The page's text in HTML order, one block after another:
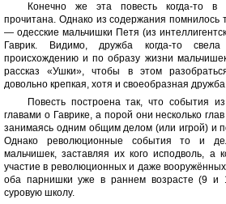
Конечно же эта повесть когда-то в
прочитана. Однако из содержания помнилось
— одесские мальчишки Петя (из
Гаврик. Видимо, дружба когда-то
происхождению и по образу жизни
рассказ «Ушки», чтобы в этом
довольно крепкая, хотя и своеобразная
Повесть построена так, что события
главами о Гаврике, а порой они несколько
занимаясь одним общим делом (или игрой) и
Однако революционные события то и
мальчишек, заставляя их кого исподволь, а
участие в революционных и даже вооружённых
оба парнишки уже в раннем возрасте (9 и
суровую школу.